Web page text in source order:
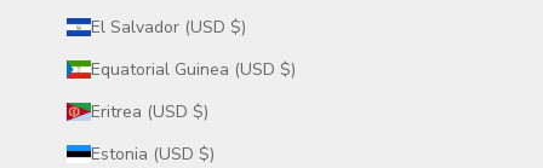
El Salvador (USD $)
Equatorial Guinea (USD $)
Eritrea (USD $)
Estonia (USD $)